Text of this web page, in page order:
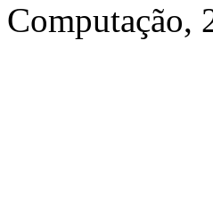
Computação,